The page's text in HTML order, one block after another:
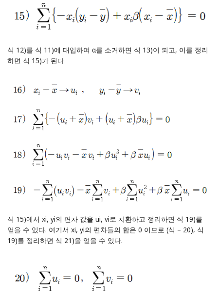
식 12)를 식 11)에 대입하여 α를 소거하면 식 13)이 되고, 이를 정리
하면 식 15)가 된다
식 15)에서 xi, yi의 편차 값을 ui, vi로 치환하고 정리하면 식 19)를
얻을 수 있다. 여기서 xi, yi의 편차들의 합은 0 이므로 (식 – 20), 식
19)를 정리하면 식 21)을 얻을 수 있다.